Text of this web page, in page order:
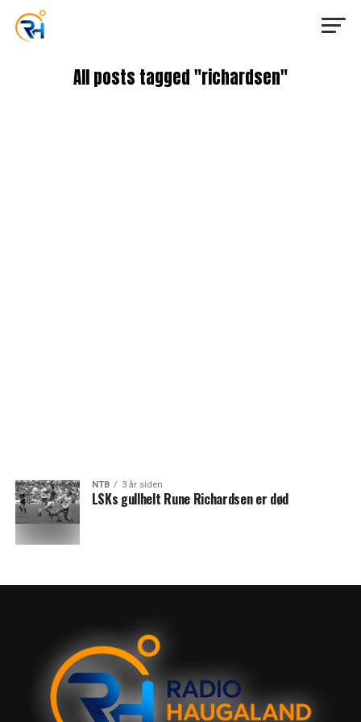
All posts tagged "richardsen"
NTB 3 år siden
LSKs gullhelt Rune Richardsen er død